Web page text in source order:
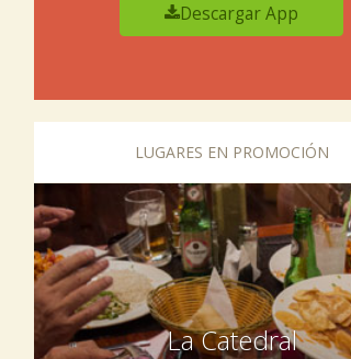
Descargar App
LUGARES EN PROMOCIÓN
La Catedral
Previous